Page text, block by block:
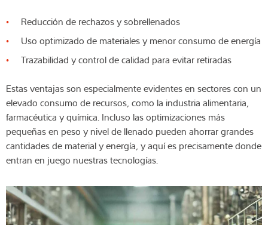
Reducción de rechazos y sobrellenados
Uso optimizado de materiales y menor consumo de energía
Trazabilidad y control de calidad para evitar retiradas
Estas ventajas son especialmente evidentes en sectores con un
elevado consumo de recursos, como la industria alimentaria,
farmacéutica y química. Incluso las optimizaciones más
pequeñas en peso y nivel de llenado pueden ahorrar grandes
cantidades de material y energía, y aquí es precisamente donde
entran en juego nuestras tecnologías.